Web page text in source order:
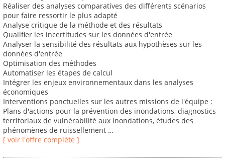
Réaliser des analyses comparatives des différents scénarios
pour faire ressortir le plus adapté
Analyse critique de la méthode et des résultats
Qualifier les incertitudes sur les données d'entrée
Analyser la sensibilité des résultats aux hypothèses sur les
données d'entrée
Optimisation des méthodes
Automatiser les étapes de calcul
Intégrer les enjeux environnementaux dans les analyses
économiques
Interventions ponctuelles sur les autres missions de l'équipe :
Plans d'actions pour la prévention des inondations, diagnostics
territoriaux de vulnérabilité aux inondations, études des
phénomènes de ruissellement …
[ voir l'offre complète ]